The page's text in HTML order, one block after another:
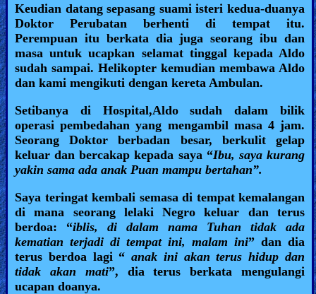
Keudian datang sepasang suami isteri kedua-duanya
Doktor Perubatan berhenti di tempat itu.
Perempuan itu berkata dia juga seorang ibu dan
masa untuk ucapkan selamat tinggal kepada Aldo
sudah sampai. Helikopter kemudian membawa Aldo
dan kami mengikuti dengan kereta Ambulan.
Setibanya di Hospital,Aldo sudah dalam bilik
operasi pembedahan yang mengambil masa 4 jam.
Seorang Doktor berbadan besar, berkulit gelap
keluar dan bercakap kepada saya “Ibu, saya kurang
yakin sama ada anak Puan mampu bertahan”.
Saya teringat kembali semasa di tempat kemalangan
di mana seorang lelaki Negro keluar dan terus
berdoa: “iblis, di dalam nama Tuhan tidak ada
kematian terjadi di tempat ini, malam ini” dan dia
terus berdoa lagi “anak ini akan terus hidup dan
tidak akan mati”, dia terus berkata mengulangi
ucapan doanya.